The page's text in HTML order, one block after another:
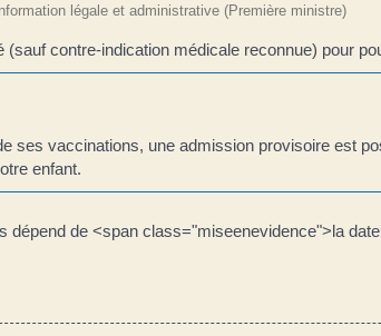
légale et administrative (Première ministre)
(sauf contre-indication médicale reconnue) pour
ses vaccinations, une admission provisoire est
enfant.
dépend de <span class="miseenevidence">la